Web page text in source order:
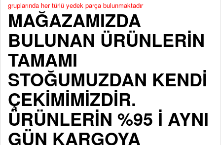
gruplarında her türlü yedek parça bulunmaktadır
MAĞAZAMIZDA
BULUNAN ÜRÜNLERİN
TAMAMI
STOĞUMUZDAN KENDİ
ÇEKİMİMİZDİR.
ÜRÜNLERİN %95 İ AYNI
GÜN KARGOYA